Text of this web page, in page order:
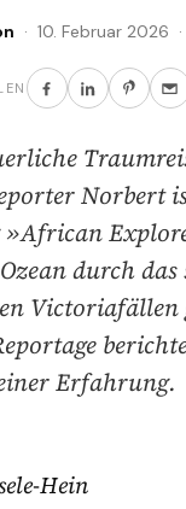
· 10. Februar 2026
Norbert
»African
durch
Victoriafällen
Erfahrung.
Hein